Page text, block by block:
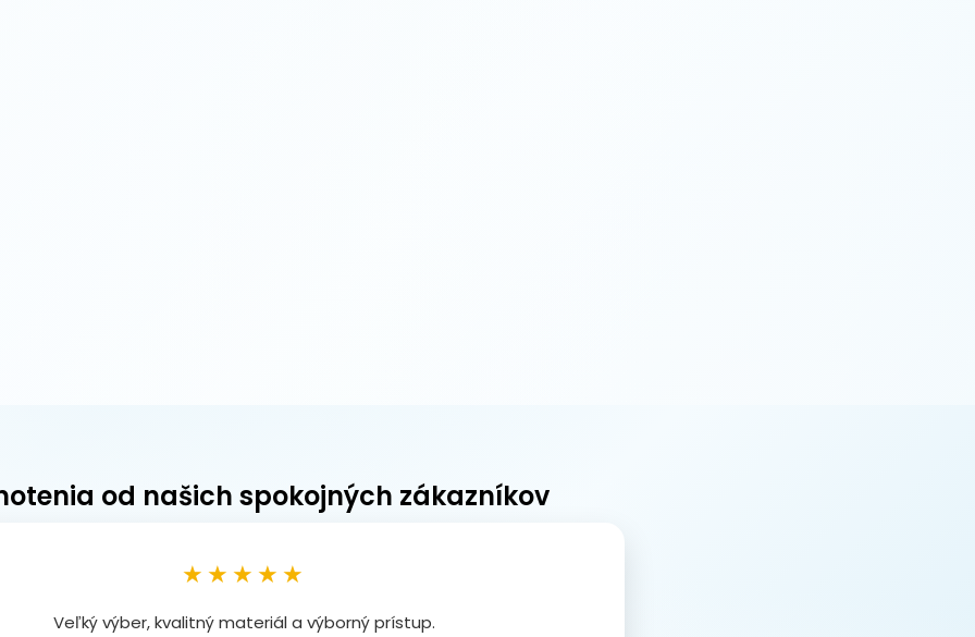
od našich spokojných zákazníkov
★★★★★
Veľký výber, kvalitný materiál a výborný prístup.